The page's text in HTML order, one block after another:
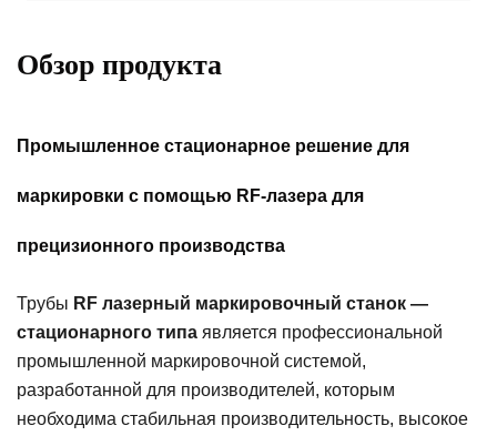
Обзор продукта
Промышленное стационарное решение для
маркировки с помощью RF-лазера для
прецизионного производства
Трубы RF лазерный маркировочный станок —
стационарного типа является профессиональной
промышленной маркировочной системой,
разработанной для производителей, которым
необходима стабильная производительность, высокое